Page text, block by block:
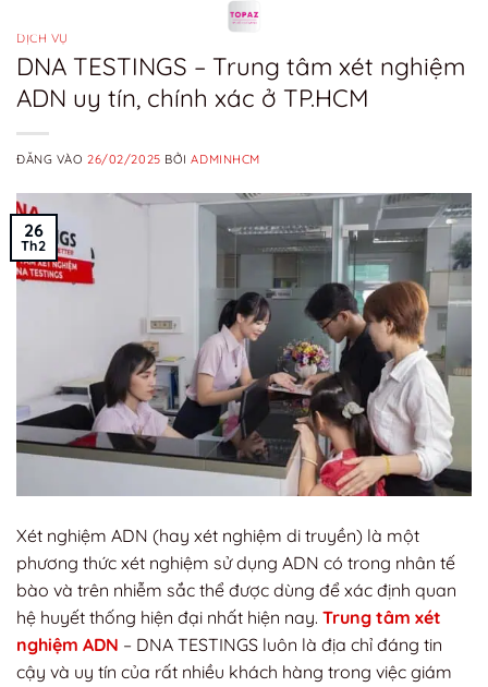
qua
nội
dung
DỊCH VỤ
DNA TESTINGS – Trung tâm xét nghiệm
ADN uy tín, chính xác ở TP.HCM
ĐĂNG VÀO26/02/2025 BỞIADMINHCM
26
Th2
Xét nghiệm ADN (hay xét nghiệm di truyền) là một
phương thức xét nghiệm sử dụng ADN có trong nhân tế
bào và trên nhiễm sắc thể được dùng để xác định quan
hệ huyết thống hiện đại nhất hiện nay. Trung tâm xét
nghiệm ADN – DNA TESTINGS luôn là địa chỉ đáng tin
cậy và uy tín của rất nhiều khách hàng trong việc giám